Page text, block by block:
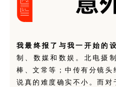
我最终报了与我一开始的
制、数媒和数娱。北电摄
棒、文常等；中传有分镜头
说真的难度确实不小。而